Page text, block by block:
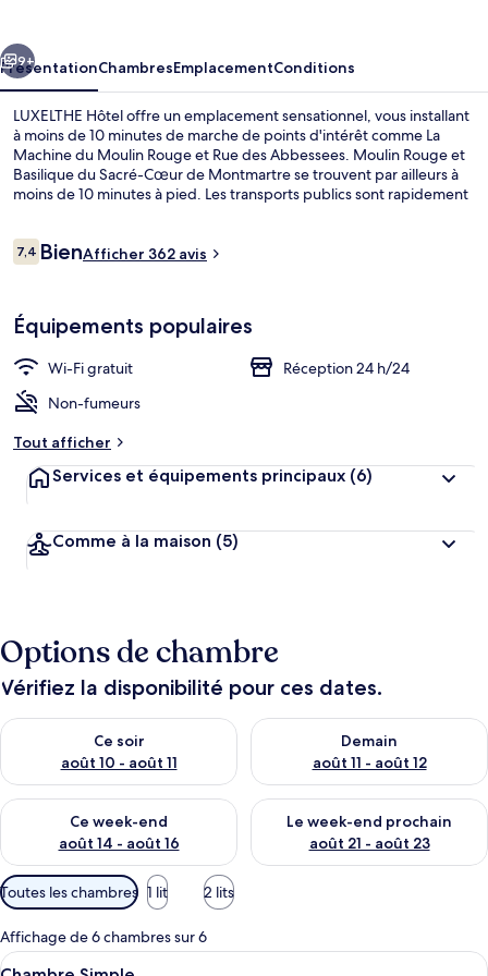
Suivant
9+
PrésentationChambresEmplacementConditions
LUXELTHE Hôtel offre un emplacement sensationnel, vous installant
à moins de 10 minutes de marche de points d'intérêt comme La
Machine du Moulin Rouge et Rue des Abbessees. Moulin Rouge et
Basilique du Sacré-Cœur de Montmartre se trouvent par ailleurs à
moins de 10 minutes à pied. Les transports publics sont rapidement
Avis
voyageurs
7,47,4 sur 10
BienAfficher 362 avis
Équipements populaires
Wi-Fi gratuit
Réception 24 h/24
Non-fumeurs
Tout afficher
Services et équipements principaux (6)
Comme à la maison (5)
Options de chambre
Vérifiez la disponibilité pour ces dates.
Ce soir
août 10 - août 11
Vérifier la disponibilité pour ce soir août 10 - août 11
Demain
août 11 - août 12
Vérifier la disponibilité pour
Ce week-end
août 14 - août 16
Vérifier la disponibilité pour ce week-end août 14 - août 16
Le week-end prochain
août 21 - août 23
Vérifier la disponibilité pour
Filtres
disponibles
pour
les
Toutes les chambres 1 lit 2 lits
Affichage de 6 chambres sur 6
Afficher
Une chambre d’hôtel avec un lit, un
2